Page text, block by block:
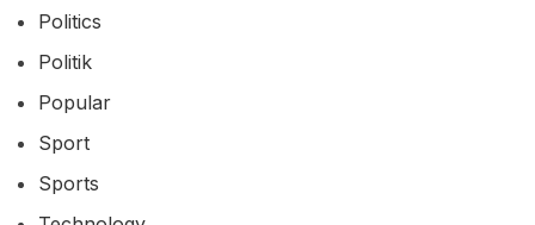
Politics
Politik
Popular
Sport
Sports